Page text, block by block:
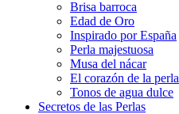
Brisa barroca
Edad de Oro
Inspirado por España
Perla majestuosa
Musa del nácar
El corazón de la perla
Tonos de agua dulce
Secretos de las Perlas